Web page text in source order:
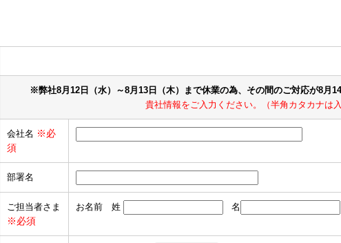
※弊社8月12日（水）～8月13日（木）まで休業の為、その間のご対応が8月
貴社情報をご入力ください。（半角カタカナは
会社名 ※必
須
部署名
ご担当者さま
※必須
お名前 姓 名